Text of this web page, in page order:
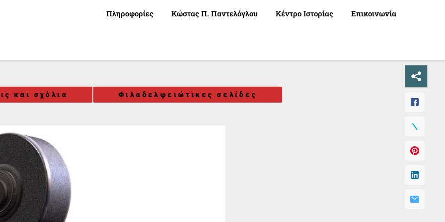
Πληροφορίες Κώστας Π. Παντελόγλου Κέντρο Ιστορίας Επικοινωνία
και σχόλια Φιλαδελφειώτικες σελίδες